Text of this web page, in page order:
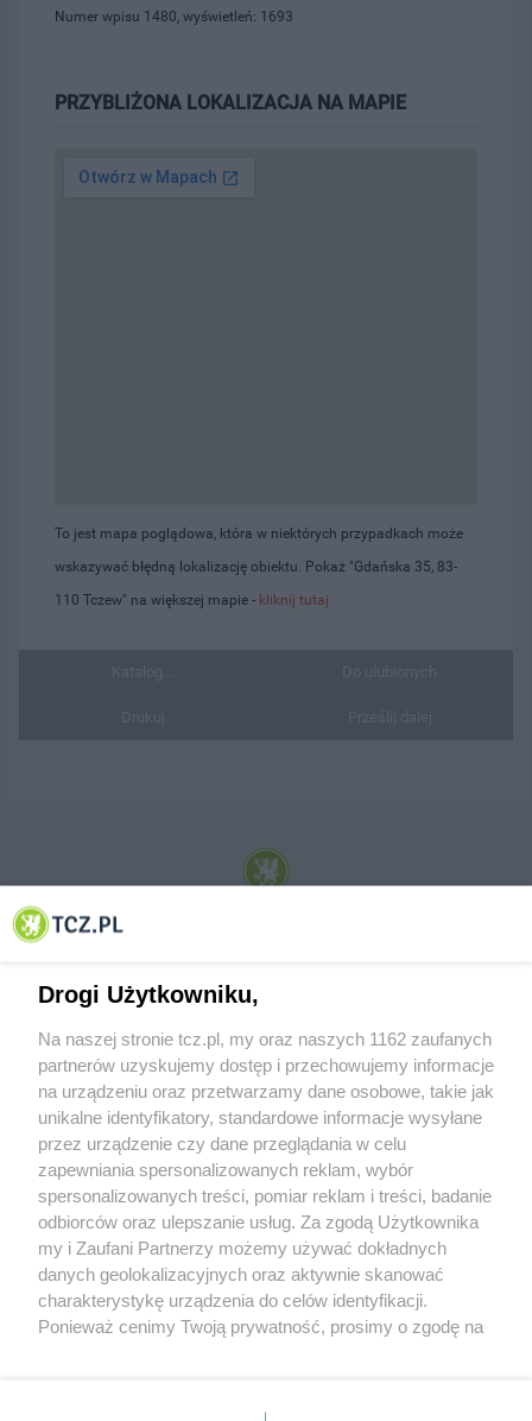
Numer wpisu 1480, wyświetleń: 1693
PRZYBLIŻONA LOKALIZACJA NA MAPIE
To jest mapa poglądowa, która w niektórych przypadkach może
wskazywać błędną lokalizację obiektu. Pokaż "Gdańska 35, 83-
110 Tczew" na większej mapie - kliknij tutaj
© 2001-2026 Tczew - TCZ.PL Sp. z o.o. Internetowy Serwis Informacyjny Miasta
O FIRMIE POLITYKA PRYWATNOŚCI HOSTING
REKLAMA WSPÓŁPRACA RSS FACEBOOK KONTAKT
Nasze serwisy
Aktualności
Tcz24
Muzyka i kultura
Archiwum wydarzeń
Drogi Użytkowniku,
Na naszej stronie tcz.pl, my oraz naszych 1162 zaufanych
partnerów uzyskujemy dostęp i przechowujemy informacje
na urządzeniu oraz przetwarzamy dane osobowe, takie jak
unikalne identyfikatory, standardowe informacje wysyłane
przez urządzenie czy dane przeglądania w celu
zapewniania spersonalizowanych reklam, wybór
spersonalizowanych treści, pomiar reklam i treści, badanie
odbiorców oraz ulepszanie usług. Za zgodą Użytkownika
my i Zaufani Partnerzy możemy używać dokładnych
danych geolokalizacyjnych oraz aktywnie skanować
charakterystykę urządzenia do celów identyfikacji.
Ponieważ cenimy Twoją prywatność, prosimy o zgodę na